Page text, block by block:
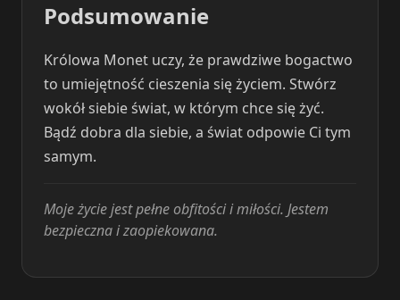
Podsumowanie
Królowa Monet uczy, że prawdziwe bogactwo
to umiejętność cieszenia się życiem. Stwórz
wokół siebie świat, w którym chce się żyć.
Bądź dobra dla siebie, a świat odpowie Ci tym
samym.
Moje życie jest pełne obfitości i miłości. Jestem
bezpieczna i zaopiekowana.